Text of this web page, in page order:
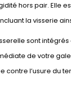
hors pair. Elle
la visserie
sont
de votre
contre l’usure du